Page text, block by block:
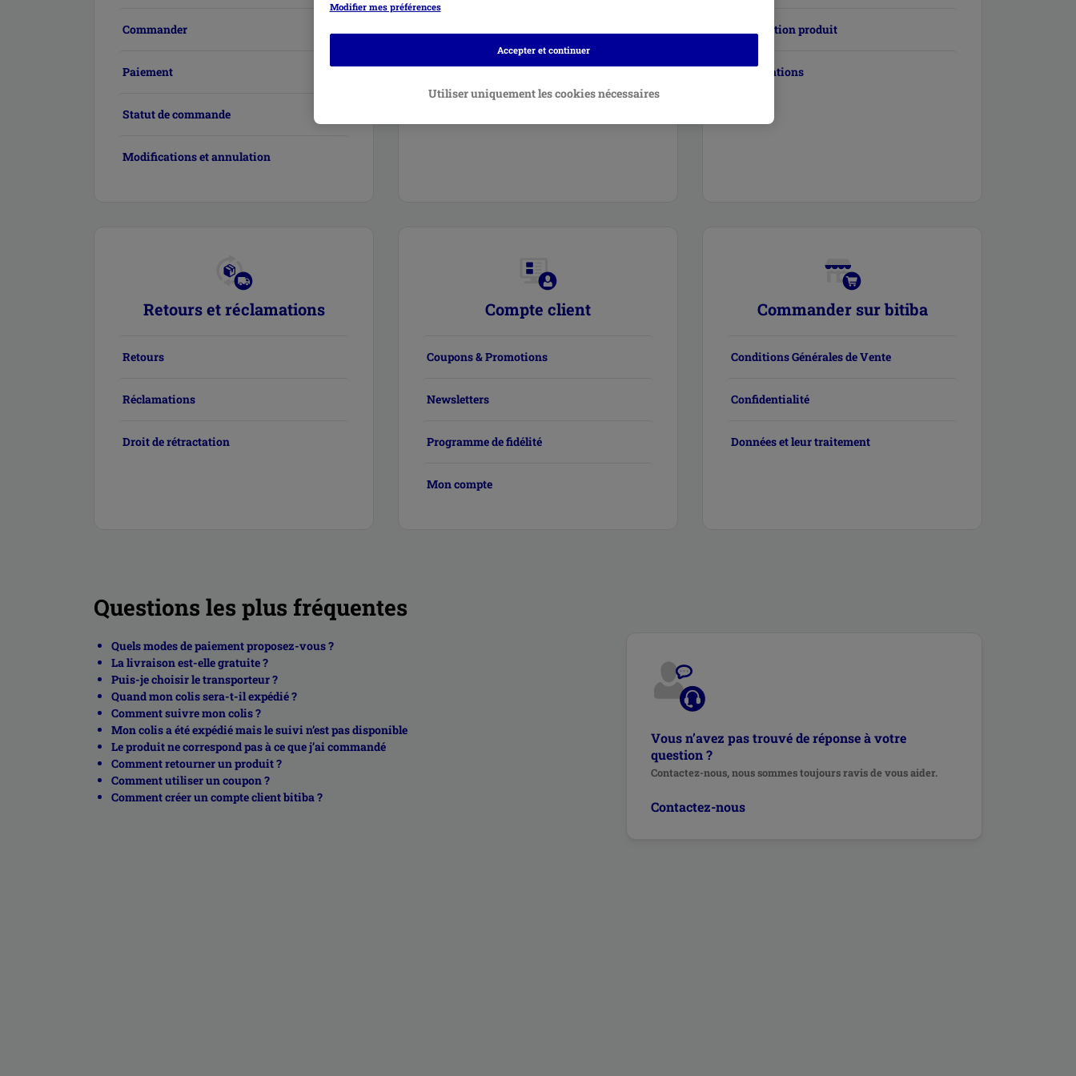
Commander
Paiement
Statut de commande
Modifications et annulation
Suivi de colis
Information produit
Réclamations
Retours et réclamations
Retours
Réclamations
Droit de rétractation
Compte client
Coupons & Promotions
Newsletters
Programme de fidélité
Mon compte
Commander sur bitiba
Conditions Générales de Vente
Confidentialité
Données et leur traitement
Questions les plus fréquentes
Quels modes de paiement proposez-vous ?
La livraison est-elle gratuite ?
Puis-je choisir le transporteur ?
Quand mon colis sera-t-il expédié ?
Comment suivre mon colis ?
Mon colis a été expédié mais le suivi n’est pas disponible
Le produit ne correspond pas à ce que j’ai commandé
Comment retourner un produit ?
Comment utiliser un coupon ?
Comment créer un compte client bitiba ?
Vous n’avez pas trouvé de réponse à votre
question ?
Contactez-nous, nous sommes toujours ravis de vous aider.
Contactez-nous
Modifier mes préférences
Utiliser uniquement les cookies nécessaires
Accepter et continuer